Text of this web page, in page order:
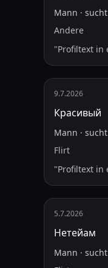
Mann · sucht
Andere
"Profiltext in
9.7.2026
Красивый
Mann · sucht
Flirt
"Profiltext in
5.7.2026
Нетейам
Mann · sucht